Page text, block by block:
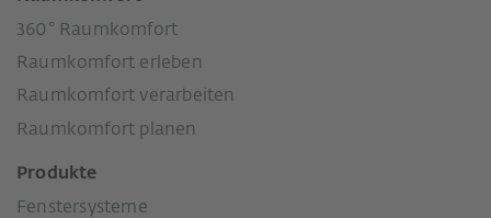
360° Raumkomfort
Raumkomfort erleben
Raumkomfort verarbeiten
Raumkomfort planen
Produkte
Fenstersysteme